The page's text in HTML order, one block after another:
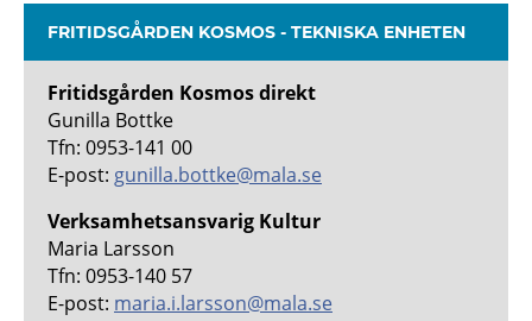
FRITIDSGÅRDEN KOSMOS - TEKNISKA ENHETEN
Fritidsgården Kosmos direkt
Gunilla Bottke
Tfn: 0953-141 00
E-post: gunilla.bottke@mala.se
Verksamhetsansvarig Kultur
Maria Larsson
Tfn: 0953-140 57
E-post: maria.i.larsson@mala.se